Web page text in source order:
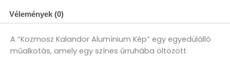
Vélemények (0)
A “Kozmosz Kalandor Alumínium Kép” egy egyedülálló
műalkotás, amely egy színes űrruhába öltözött